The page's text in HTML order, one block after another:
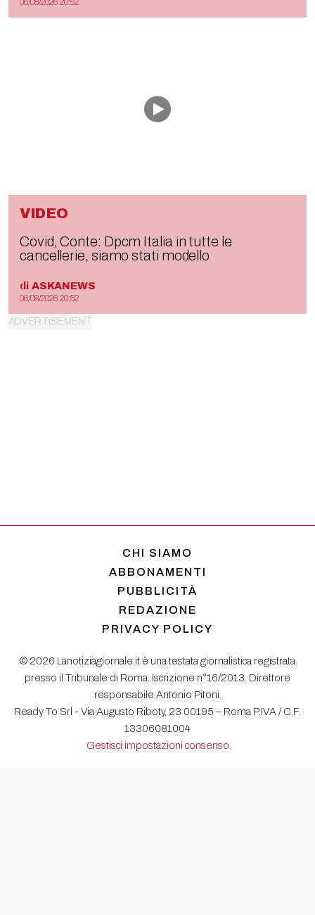
VIDEO
Covid, Conte: Dpcm Italia in tutte le
cancellerie, siamo stati modello
di ASKANEWS
06/08/2026 20:52
CHI SIAMO
ABBONAMENTI
PUBBLICITÀ
REDAZIONE
PRIVACY POLICY
© 2026 Lanotiziagiornale.it è una testata giornalistica registrata
presso il Tribunale di Roma. Iscrizione n°16/2013. Direttore
responsabile Antonio Pitoni.
Ready To Srl - Via Augusto Riboty, 23 00195 – Roma P.IVA / C.F.
13306081004
Gestisci impostazioni consenso